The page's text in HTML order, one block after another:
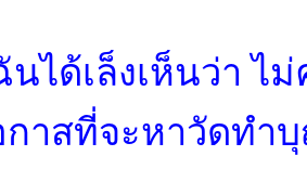
ได้เล็งเห็นว่า ไม่
กาสที่จะหาวัดทำ